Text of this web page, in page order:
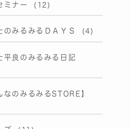
ミナー (12)
のみるみるＤＡＹＳ (4)
平良のみるみる日記
なのみるみるSTORE】